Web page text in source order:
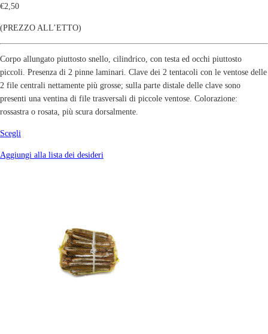
€2,50
(PREZZO ALL’ETTO)
Corpo allungato piuttosto snello, cilindrico, con testa ed occhi piuttosto
piccoli. Presenza di 2 pinne laminari. Clave dei 2 tentacoli con le ventose delle
2 file centrali nettamente più grosse; sulla parte distale delle clave sono
presenti una ventina di file trasversali di piccole ventose. Colorazione:
rossastra o rosata, più scura dorsalmente.
Scegli
Aggiungi alla lista dei desideri